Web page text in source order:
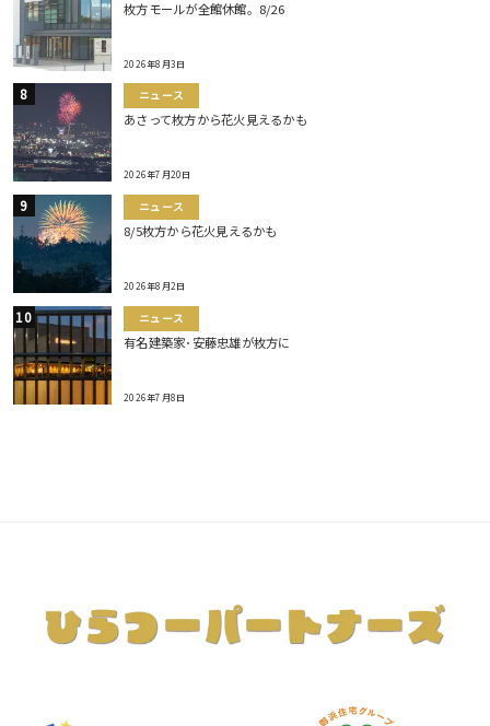
枚方モールが全館休館。8/26
2026年8月3日
ニュース
あさって枚方から花火見えるかも
2026年7月20日
ニュース
8/5枚方から花火見えるかも
2026年8月2日
ニュース
有名建築家･安藤忠雄が枚方に
2026年7月8日